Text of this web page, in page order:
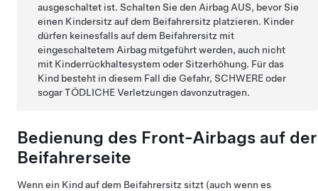
ausgeschaltet ist. Schalten Sie den Airbag AUS, bevor Sie
einen Kindersitz auf dem Beifahrersitz platzieren. Kinder
dürfen keinesfalls auf dem Beifahrersitz mit
eingeschaltetem Airbag mitgeführt werden, auch nicht
mit Kinderrückhaltesystem oder Sitzerhöhung. Für das
Kind besteht in diesem Fall die Gefahr, SCHWERE oder
sogar TÖDLICHE Verletzungen davonzutragen.
Bedienung des Front-Airbags auf der
Beifahrerseite
Wenn ein Kind auf dem Beifahrersitz sitzt (auch wenn es